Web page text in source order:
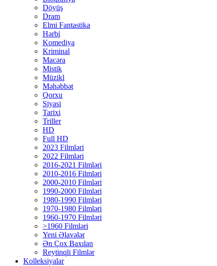
Döyüş
Dram
Elmi Fantastika
Hərbi
Komediya
Kriminal
Macəra
Mistik
Müzikl
Məhəbbət
Qorxu
Siyasi
Tarixi
Triller
HD
Full HD
2023 Filmləri
2022 Filmləri
2016-2021 Filmləri
2010-2016 Filmləri
2000-2010 Filmləri
1990-2000 Filmləri
1980-1990 Filmləri
1970-1980 Filmləri
1960-1970 Filmləri
>1960 Filmləri
Yeni Əlavələr
Ən Çox Baxılan
Reytinqli Filmlər
Kolleksiyalar